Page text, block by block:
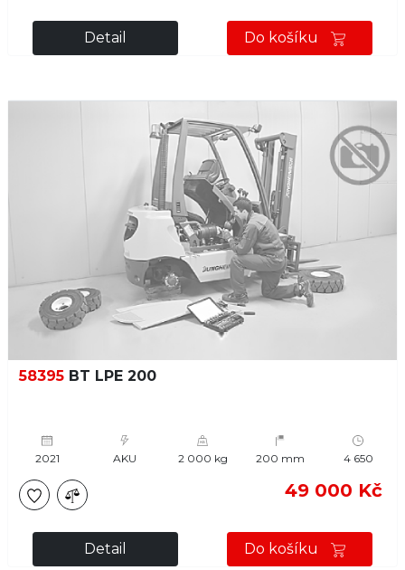
Detail Do košíku
58395 BT LPE 200
2021 AKU 2 000 kg 200 mm 4 650
49 000 Kč
Detail Do košíku